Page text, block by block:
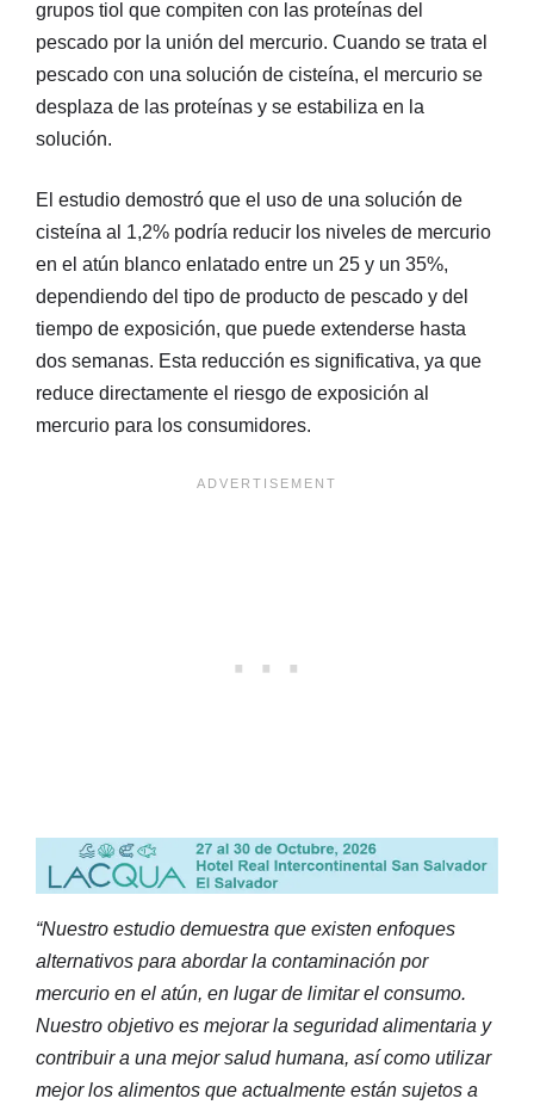
grupos tiol que compiten con las proteínas del
pescado por la unión del mercurio. Cuando se trata el
pescado con una solución de cisteína, el mercurio se
desplaza de las proteínas y se estabiliza en la
solución.
El estudio demostró que el uso de una solución de
cisteína al 1,2% podría reducir los niveles de mercurio
en el atún blanco enlatado entre un 25 y un 35%,
dependiendo del tipo de producto de pescado y del
tiempo de exposición, que puede extenderse hasta
dos semanas. Esta reducción es significativa, ya que
reduce directamente el riesgo de exposición al
mercurio para los consumidores.
“Nuestro estudio demuestra que existen enfoques
alternativos para abordar la contaminación por
mercurio en el atún, en lugar de limitar el consumo.
Nuestro objetivo es mejorar la seguridad alimentaria y
contribuir a una mejor salud humana, así como utilizar
mejor los alimentos que actualmente están sujetos a